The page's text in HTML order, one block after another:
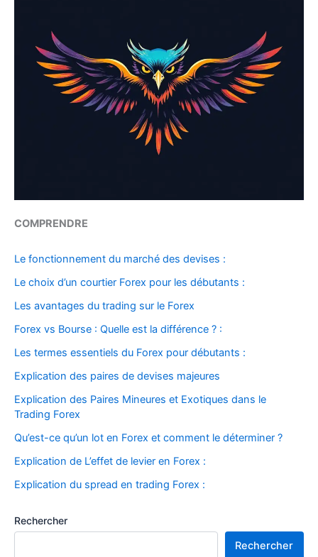
COMPRENDRE
Le fonctionnement du marché des devises :
Le choix d’un courtier Forex pour les débutants :
Les avantages du trading sur le Forex
Forex vs Bourse : Quelle est la différence ? :
Les termes essentiels du Forex pour débutants :
Explication des paires de devises majeures
Explication des Paires Mineures et Exotiques dans le
Trading Forex
Qu’est-ce qu’un lot en Forex et comment le déterminer ?
Explication de L’effet de levier en Forex :
Explication du spread en trading Forex :
Rechercher
Rechercher